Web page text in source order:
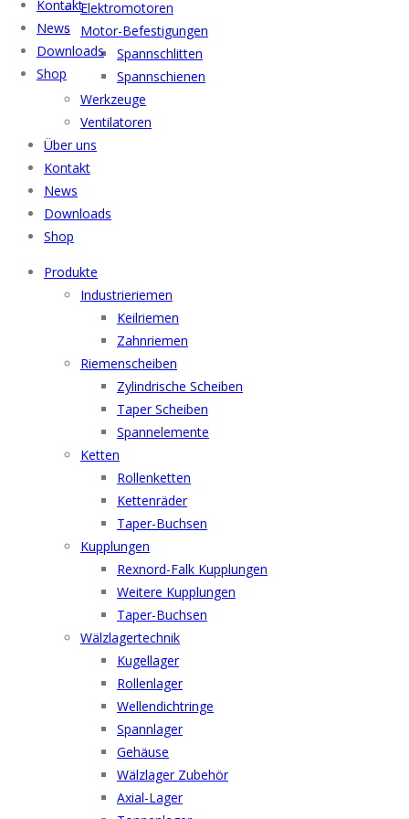
Elektromotoren
Motor-Befestigungen
Spannschlitten
Spannschienen
Werkzeuge
Ventilatoren
Über uns
Kontakt
News
Downloads
Shop
Menu
Produkte
Industrieriemen
Keilriemen
Zahnriemen
Riemenscheiben
Zylindrische Scheiben
Taper Scheiben
Spannelemente
Ketten
Rollenketten
Kettenräder
Taper-Buchsen
Kupplungen
Rexnord-Falk Kupplungen
Weitere Kupplungen
Taper-Buchsen
Wälzlagertechnik
Kugellager
Rollenlager
Wellendichtringe
Spannlager
Gehäuse
Wälzlager Zubehör
Axial-Lager
Kontakt
News
Downloads
Shop